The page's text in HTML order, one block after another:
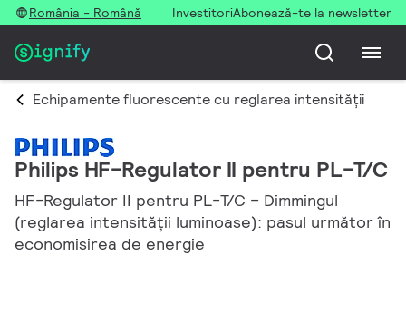
România - Română InvestitoriAbonează-te la newsletter
Echipamente fluorescente cu reglarea intensității
Philips HF-Regulator II pentru PL-T/C
HF-Regulator II pentru PL-T/C – Dimmingul
(reglarea intensităţii luminoase): pasul următor în
economisirea de energie